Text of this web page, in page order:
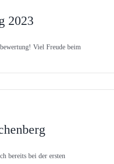
2023
Viel Freude beim
bereits bei der ersten